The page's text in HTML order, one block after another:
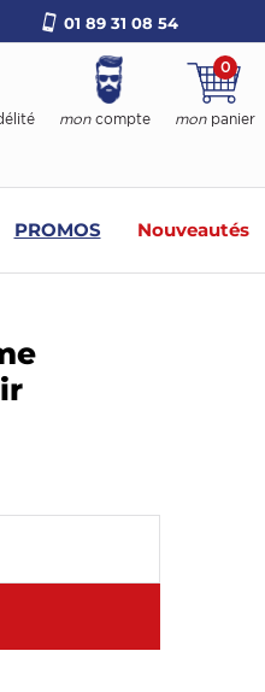
01 89 31 08 54
mon compte mon panier
0
PROMOS Nouveautés